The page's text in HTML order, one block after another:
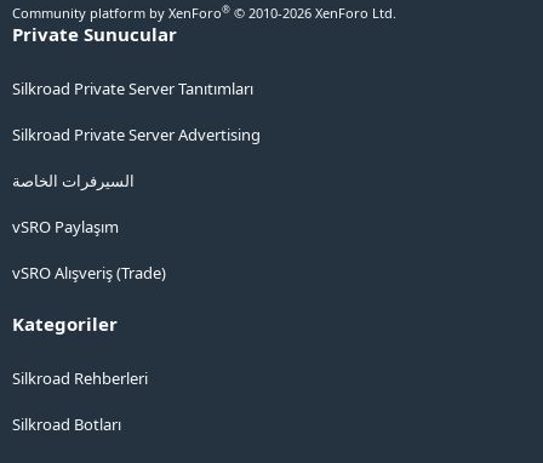
Community platform by XenForo® © 2010-2026 XenForo Ltd.
Private Sunucular
Silkroad Private Server Tanıtımları
Silkroad Private Server Advertising
السيرفرات الخاصة
vSRO Paylaşım
vSRO Alışveriş (Trade)
Kategoriler
Silkroad Rehberleri
Silkroad Botları